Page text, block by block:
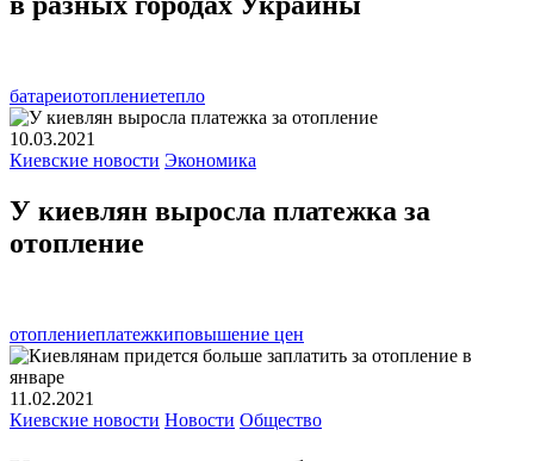
батареиотоплениетепло
10.03.2021
Киевские новости Экономика
У киевлян выросла платежка за
отопление
отоплениеплатежкиповышение цен
11.02.2021
Киевские новости Новости Общество